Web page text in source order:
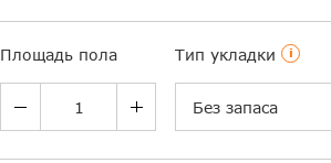
Площадь пола Тип укладки i
Без запаса